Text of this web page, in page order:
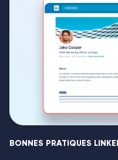
BONNES PRATIQUES